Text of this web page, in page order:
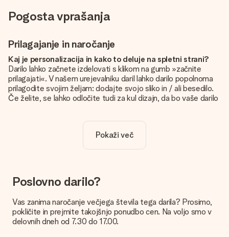
Pogosta vprašanja
Prilagajanje in naročanje
Kaj je personalizacija in kako to deluje na spletni strani?
Darilo lahko začnete izdelovati s klikom na gumb »začnite
prilagajati«. V našem urejevalniku daril lahko darilo popolnoma
prilagodite svojim željam: dodajte svojo sliko in / ali besedilo.
Če želite, se lahko odločite tudi za kul dizajn, da bo vaše darilo
Je personalizacija vključena v ceno?
Cena, prikazana na spletnem mestu, vključuje personalizacijo
vašega darila. Lepo in jasno!
Želimo poskrbeti, da boste z darilom popolnoma zadovoljni.
Zato je pomembno, da uporabljamo visokokakovostne
našo službo za pomoč strankam in priložite fotografijo skupaj
z darilom, ki ga želite naročiti. Nato lahko za vas preverijo
kakovost!
Pokaži več
Poslovno darilo?
Vas zanima naročanje večjega števila tega darila? Prosimo,
pokličite in prejmite takojšnjo ponudbo cen. Na voljo smo v
delovnih dneh od 7.30 do 17.00.